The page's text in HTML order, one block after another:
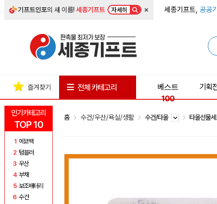
기프트인포의 새 이름!세종기프트 자세히 × 세종기프트, 공공
인기카테고리
TOP 10
1 에코백
2 텀블러
3 우산
4 부채
5 보조배터리
6 수건
즐겨찾기 전체 카테고리
베스트
100
기획
홈 수건/우산/욕실/생활 수건/타올 타올선물